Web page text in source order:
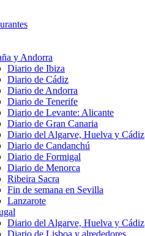
y Andorra
Diario de Ibiza
Diario de Cádiz
Diario de Andorra
Diario de Tenerife
Diario de Levante: Alicante
Diario de Gran Canaria
Diario del Algarve, Huelva y Cádiz
Diario de Candanchú
Diario de Formigal
Diario de Menorca
Ribeira Sacra
Fin de semana en Sevilla
Lanzarote
Diario del Algarve, Huelva y Cádiz
Diario de Lisboa y alrededores